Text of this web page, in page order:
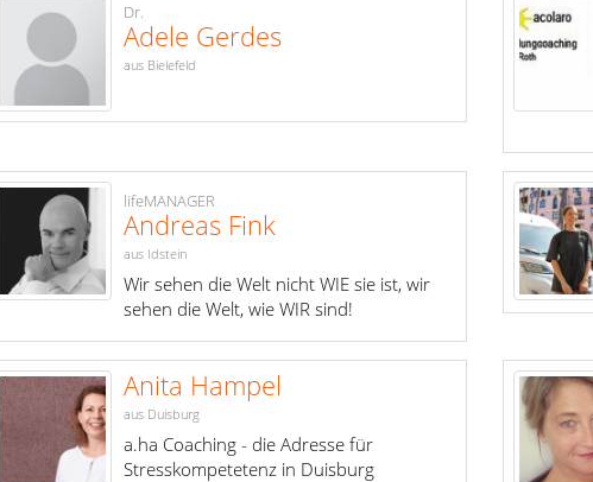
Dr.
Adele Gerdes
aus Bielefeld
lifeMANAGER
Andreas Fink
aus Idstein
Wir sehen die Welt nicht WIE sie ist, wir
sehen die Welt, wie WIR sind!
Anita Hampel
aus Duisburg
a.ha Coaching - die Adresse für
Stresskompetetenz in Duisburg